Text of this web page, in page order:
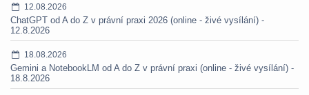
12.08.2026
ChatGPT od A do Z v právní praxi 2026 (online - živé vysílání) -
12.8.2026
18.08.2026
Gemini a NotebookLM od A do Z v právní praxi (online - živé vysílání) -
18.8.2026